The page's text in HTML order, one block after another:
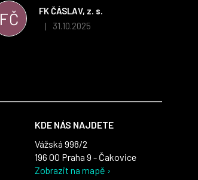
FČ
FK ČÁSLAV, z. s.
Hodnocení obchodu je 5 z 5 hvězdiček.
| 31.10.2025
KDE NÁS NAJDETE
Vážská 998/2
196 00 Praha 9 - Čakovice
Zobrazit na mapě ›